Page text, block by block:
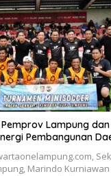
Pemprov Lampung dan
Pembangunan
Marindo Kurniawan